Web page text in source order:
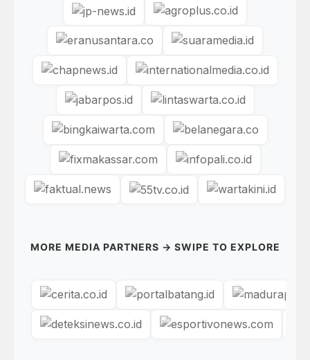
MORE MEDIA PARTNERS → SWIPE TO EXPLORE